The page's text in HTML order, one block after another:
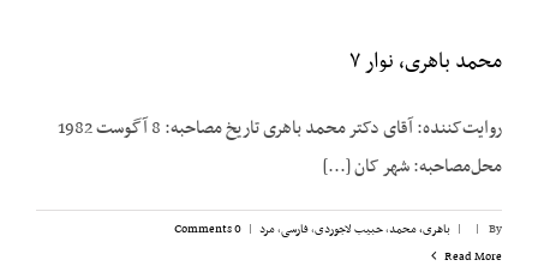
محمد باهری، نوار ۷
روایت‌کننده: آقای دکتر محمد باهری تاریخ مصاحبه: 8 آگوست 1982
محل‌مصاحبه: شهر کان [...]
By
|
| باهری، محمد,حبیب لاجوردی,فارسی,مرد |
0 Comments
Read More